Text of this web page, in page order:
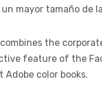
mayor tamaño de
the
feature of the
color books.